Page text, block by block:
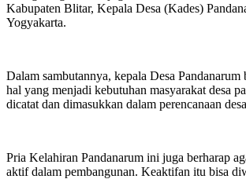
Kabupaten Blitar, Kepala Desa (Kades)
Yogyakarta.
Dalam sambutannya, kepala Desa Pandanarum
hal yang menjadi kebutuhan masyarakat desa
dicatat dan dimasukkan dalam perencanaan
Pria Kelahiran Pandanarum ini juga berharap
aktif dalam pembangunan. Keaktifan itu bisa